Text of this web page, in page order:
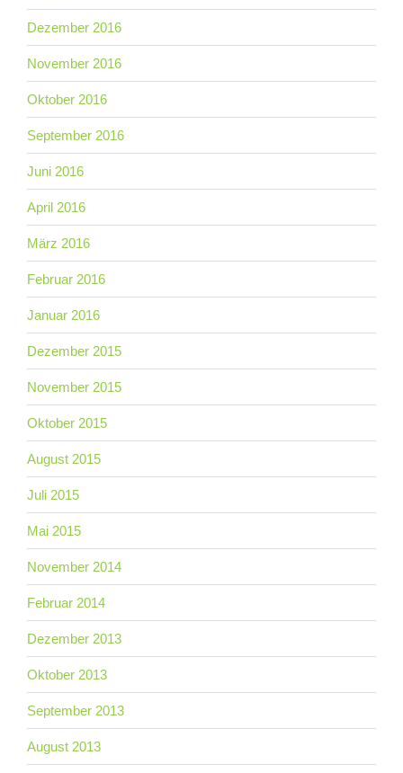
Dezember 2016
November 2016
Oktober 2016
September 2016
Juni 2016
April 2016
März 2016
Februar 2016
Januar 2016
Dezember 2015
November 2015
Oktober 2015
August 2015
Juli 2015
Mai 2015
November 2014
Februar 2014
Dezember 2013
Oktober 2013
September 2013
August 2013